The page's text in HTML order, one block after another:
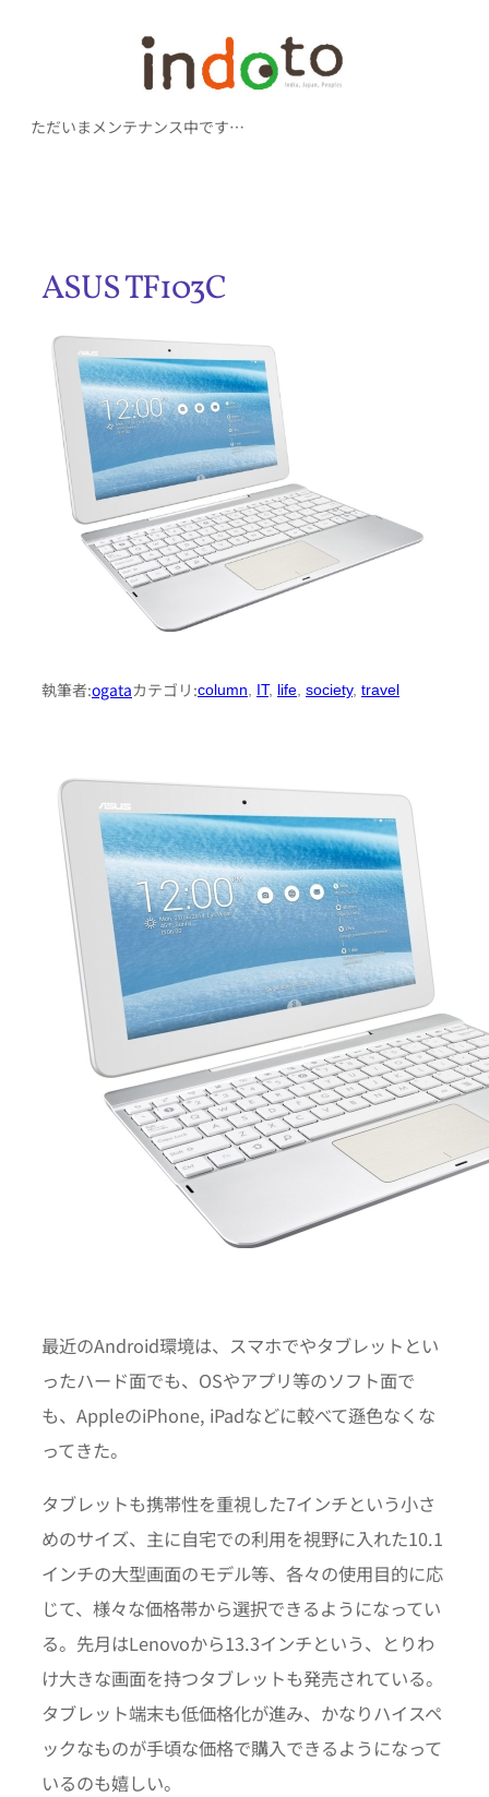
ただいまメンテナンス中です…
ASUS TF103C
執筆者:ogataカテゴリ:column, IT, life, society, travel
最近のAndroid環境は、スマホでやタブレットとい
ったハード面でも、OSやアプリ等のソフト面で
も、AppleのiPhone, iPadなどに較べて遜色なくな
ってきた。
タブレットも携帯性を重視した7インチという小さ
めのサイズ、主に自宅での利用を視野に入れた10.1
インチの大型画面のモデル等、各々の使用目的に応
じて、様々な価格帯から選択できるようになってい
る。先月はLenovoから13.3インチという、とりわ
け大きな画面を持つタブレットも発売されている。
タブレット端末も低価格化が進み、かなりハイスペ
ックなものが手頃な価格で購入できるようになって
いるのも嬉しい。